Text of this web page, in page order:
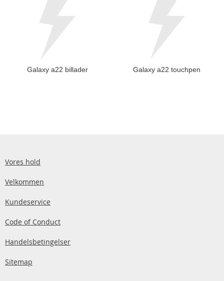
Galaxy a22 billader Galaxy a22 touchpen
Vores hold
Velkommen
Kundeservice
Code of Conduct
Handelsbetingelser
Sitemap